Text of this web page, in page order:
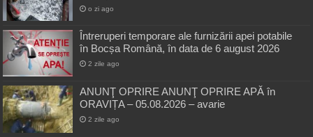
o zi ago
Întreruperi temporare ale furnizării apei potabile
în Bocșa Română, în data de 6 august 2026
2 zile ago
ANUNŢ OPRIRE ANUNŢ OPRIRE APĂ în
ORAVIȚA – 05.08.2026 – avarie
2 zile ago